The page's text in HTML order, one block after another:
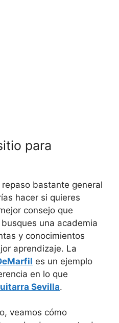
para
bastante general
hacer si quieres
consejo que
una academia
y conocimientos
aprendizaje. La
es un ejemplo
en lo que
Sevilla.
veamos cómo